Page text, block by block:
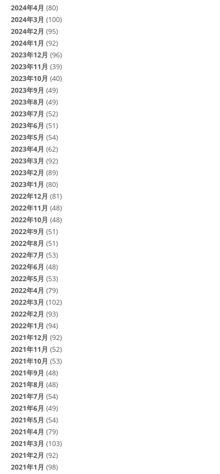
2024年4月 (80)
2024年3月 (100)
2024年2月 (95)
2024年1月 (92)
2023年12月 (96)
2023年11月 (39)
2023年10月 (40)
2023年9月 (49)
2023年8月 (49)
2023年7月 (52)
2023年6月 (51)
2023年5月 (54)
2023年4月 (62)
2023年3月 (92)
2023年2月 (89)
2023年1月 (80)
2022年12月 (81)
2022年11月 (48)
2022年10月 (48)
2022年9月 (51)
2022年8月 (51)
2022年7月 (53)
2022年6月 (48)
2022年5月 (53)
2022年4月 (79)
2022年3月 (102)
2022年2月 (93)
2022年1月 (94)
2021年12月 (92)
2021年11月 (52)
2021年10月 (53)
2021年9月 (48)
2021年8月 (48)
2021年7月 (54)
2021年6月 (49)
2021年5月 (54)
2021年4月 (79)
2021年3月 (103)
2021年2月 (92)
2021年1月 (98)